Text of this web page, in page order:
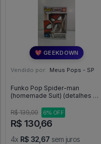
💖 GEEKDOWN
Vendido por: Meus Pops - SP
Funko Pop Spider-man
(homemade Suit) (detalhes Na
R$ 139,00
6% OFF
R$ 130,66
4x R$ 32,67 sem juros